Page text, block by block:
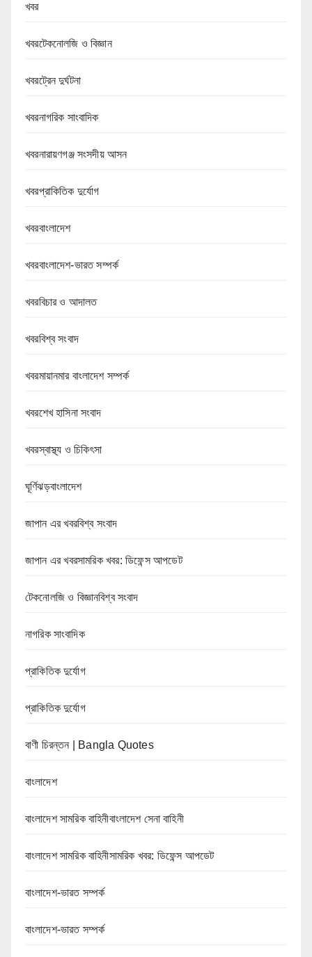
খবর
খবরটেকনোলজি ও বিজ্ঞান
খবরট্রেন দুর্ঘটনা
খবরনাগরিক সাংবাদিক
খবরনারায়ণগঞ্জ সংসদীয় আসন
খবরপ্রাকিতিক দুর্যোগ
খবরবাংলাদেশ
খবরবাংলাদেশ-ভারত সম্পর্ক
খবরবিচার ও আদালত
খবরবিশ্ব সংবাদ
খবরমায়ানমার বাংলাদেশ সম্পর্ক
খবরশেখ হাসিনা সংবাদ
খবরস্বাস্থ্য ও চিকিৎসা
ঘূর্ণিঝড়বাংলাদেশ
জাপান এর খবরবিশ্ব সংবাদ
জাপান এর খবরসামরিক খবর: ডিফেন্স আপডেট
টেকনোলজি ও বিজ্ঞানবিশ্ব সংবাদ
নাগরিক সাংবাদিক
প্রাকিতিক দুর্যোগ
প্রাকিতিক দুর্যোগ
বাণী চিরন্তন | Bangla Quotes
বাংলাদেশ
বাংলাদেশ সামরিক বাহিনীবাংলাদেশ সেনা বাহিনী
বাংলাদেশ সামরিক বাহিনীসামরিক খবর: ডিফেন্স আপডেট
বাংলাদেশ-ভারত সম্পর্ক
বাংলাদেশ-ভারত সম্পর্ক